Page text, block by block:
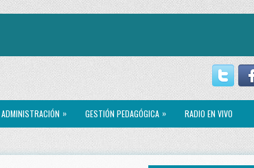
ADMINISTRACIÓN » GESTIÓN PEDAGÓGICA » RADIO EN VIVO